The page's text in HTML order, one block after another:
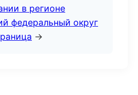
в регионе
федеральный округ
→